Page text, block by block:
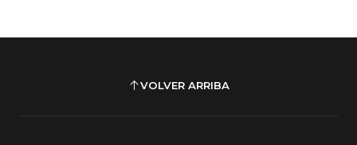
VOLVER ARRIBA